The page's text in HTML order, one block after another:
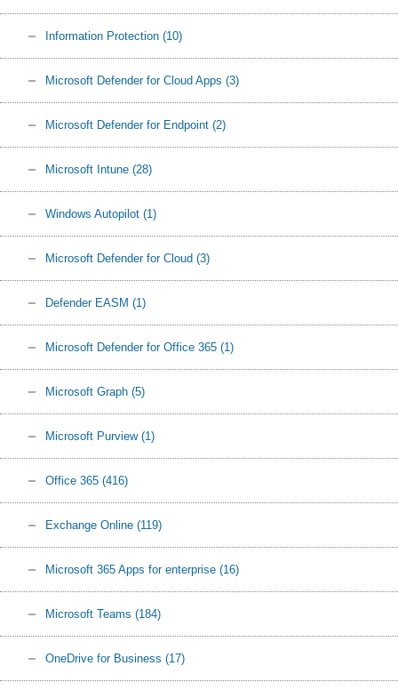
Information Protection (10)
Microsoft Defender for Cloud Apps (3)
Microsoft Defender for Endpoint (2)
Microsoft Intune (28)
Windows Autopilot (1)
Microsoft Defender for Cloud (3)
Defender EASM (1)
Microsoft Defender for Office 365 (1)
Microsoft Graph (5)
Microsoft Purview (1)
Office 365 (416)
Exchange Online (119)
Microsoft 365 Apps for enterprise (16)
Microsoft Teams (184)
OneDrive for Business (17)